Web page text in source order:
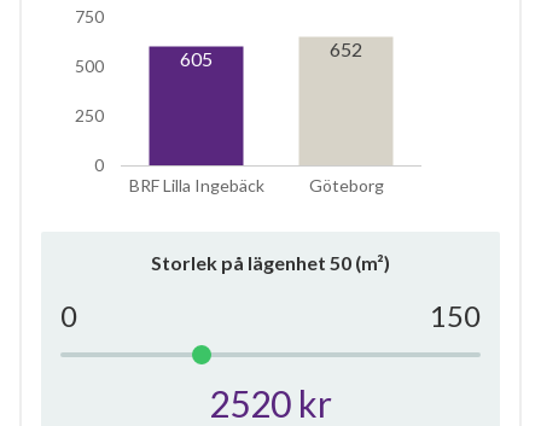
BRF Lilla Ingebäck Göteborg
0
250
500
750
605 652
Storlek på lägenhet 50 (m²)
0 150
2520 kr